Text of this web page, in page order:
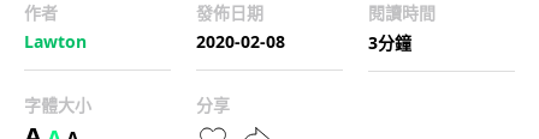
作者
Lawton
發佈日期
2020-02-08
閱讀時間
3分鐘
字體大小 分享